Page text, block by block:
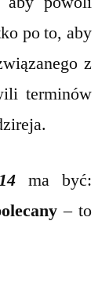
po to, aby
z
terminów
ma być:
– to